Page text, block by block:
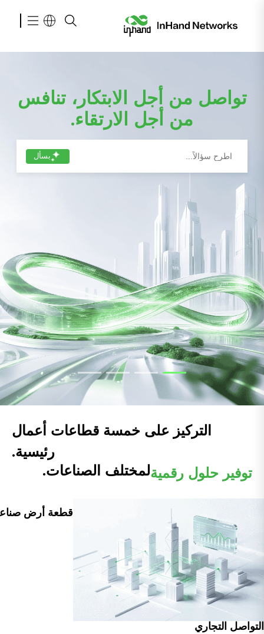
تواصل من أجل الابتكار، تنافس
من أجل الارتقاء.
بسأل
التركيز على خمسة قطاعات أعمال
رئيسية.
توفير حلول رقميةلمختلف الصناعات.
التواصل التجاري
قطعة أرض